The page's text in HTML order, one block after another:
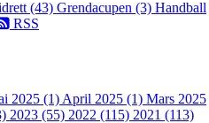
(43) Grendacupen (3) Handball
RSS
2025 (1) April 2025 (1) Mars 2025
2023 (55) 2022 (115) 2021 (113)